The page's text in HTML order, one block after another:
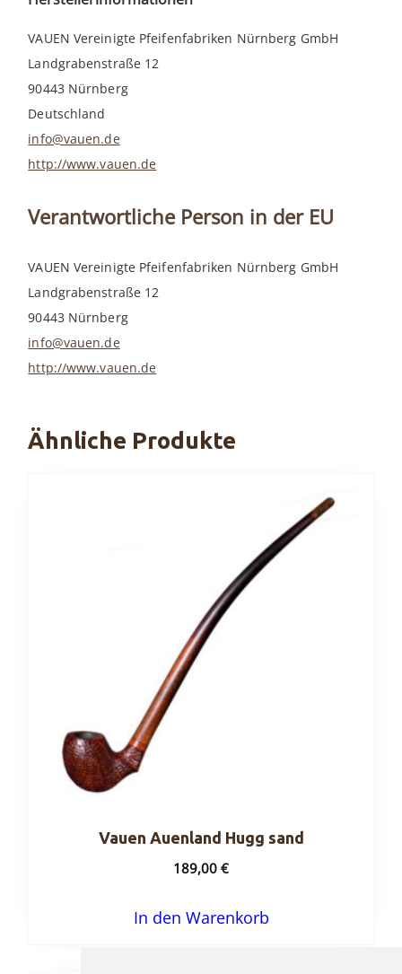
VAUEN Vereinigte Pfeifenfabriken Nürnberg GmbH
Landgrabenstraße 12
90443 Nürnberg
Deutschland
info@vauen.de
http://www.vauen.de
Verantwortliche Person in der EU
VAUEN Vereinigte Pfeifenfabriken Nürnberg GmbH
Landgrabenstraße 12
90443 Nürnberg
info@vauen.de
http://www.vauen.de
Ähnliche Produkte
Vauen Auenland Hugg sand
189,00€
In den Warenkorb